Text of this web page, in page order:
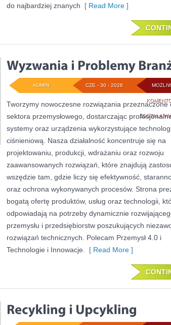
do najbardziej znanych [ Read More ]
ZOSTAŁA
CZE - 30 - 2026
ADMIN
Tworzymy nowoczesne rozwiązania przeznaczone
sektora przemysłowego, dostarczając
systemy oraz urządzenia wykorzystujące
ciśnieniową. Nasza działalność koncentruje się na
projektowaniu, produkcji, wdrażaniu oraz rozwoju
zaawansowanych rozwiązań, które znajdują
wszędzie tam, gdzie liczy się efektywność,
oraz ochrona wykonywanych procesów. Strona
bogatą ofertę produktów, usług oraz technologii,
odpowiadają na potrzeby dynamicznie
przemysłu i przedsiębiorstw poszukujących
rozwiązań technicznych. Polecam Przemysł 4.0 i
Technologie i Innowacje.
[ Read More ]